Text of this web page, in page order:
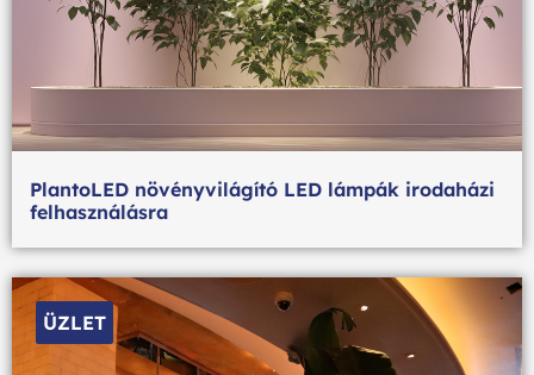
PlantoLED növényvilágító LED lámpák irodaházi
felhasználásra
ÜZLET